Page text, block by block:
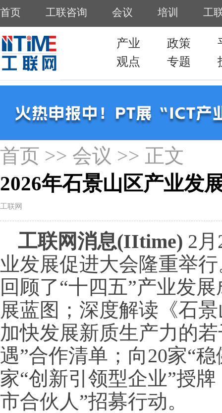
首页 >> 会议 >> 正文
2026年石景山区产业发
工联网
工联网消息(IItime) 2
业发展促进大会隆重举
回顾了“十四五”产业发
展蓝图；深度解读《石
加快发展新质生产力的
遇”合作清单；向20家“
家“创新引领型企业”授
市合伙人”招募行动。